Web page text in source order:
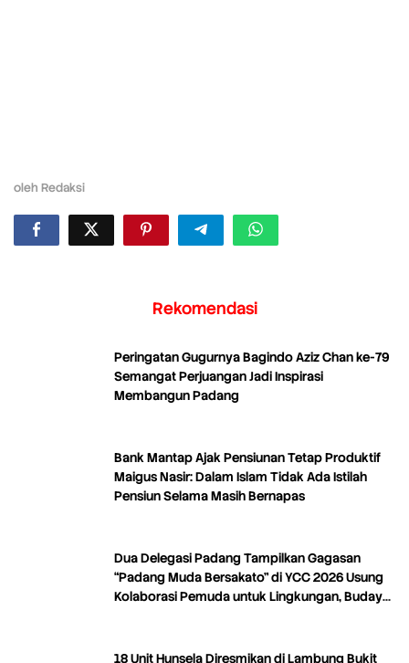
oleh Redaksi
Rekomendasi
Peringatan Gugurnya Bagindo Aziz Chan ke-79
Semangat Perjuangan Jadi Inspirasi
Membangun Padang
Bank Mantap Ajak Pensiunan Tetap Produktif
Maigus Nasir: Dalam Islam Tidak Ada Istilah
Pensiun Selama Masih Bernapas
Dua Delegasi Padang Tampilkan Gagasan
“Padang Muda Bersakato” di YCC 2026 Usung
Kolaborasi Pemuda untuk Lingkungan, Budaya,
18 Unit Hunsela Diresmikan di Lambung Bukit